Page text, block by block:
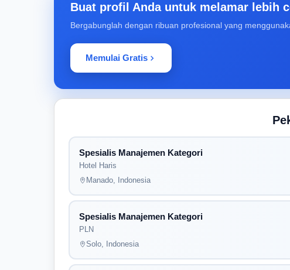
Buat profil Anda untuk melamar lebih
Bergabunglah dengan ribuan profesional yang
Memulai Gratis
Spesialis Manajemen Kategori
Hotel Haris
Manado, Indonesia
Spesialis Manajemen Kategori
PLN
Solo, Indonesia